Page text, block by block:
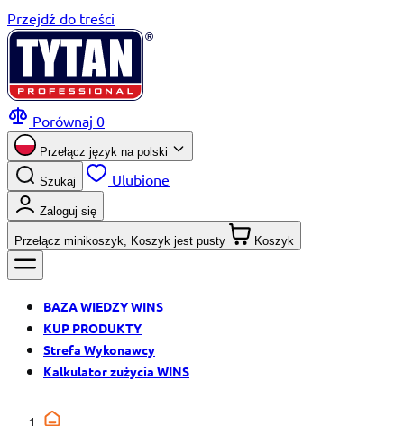
Przejdź do treści
Porównaj 0
Przełącz język na polski
Szukaj Ulubione
Zaloguj się
Przełącz minikoszyk, Koszyk jest pusty Koszyk
BAZA WIEDZY WINS
KUP PRODUKTY
Strefa Wykonawcy
Kalkulator zużycia WINS